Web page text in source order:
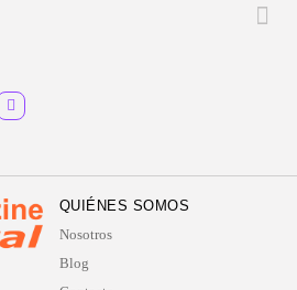
QUIÉNES SOMOS
Nosotros
Blog